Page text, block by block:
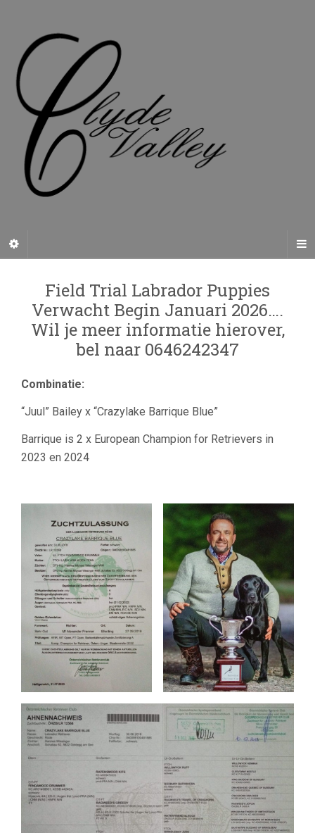
Field Trial Labrador Puppies
Verwacht Begin Januari 2026….
Wil je meer informatie hierover,
bel naar 0646242347
Combinatie:
“Juul” Bailey x “Crazylake Barrique Blue”
Barrique is 2 x European Champion for Retrievers in
2023 en 2024